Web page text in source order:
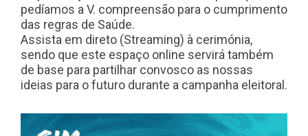
pedíamos a V. compreensão para o cumprimento
das regras de Saúde.
Assista em direto (Streaming) à cerimónia,
sendo que este espaço online servirá também
de base para partilhar convosco as nossas
ideias para o futuro durante a campanha eleitoral.